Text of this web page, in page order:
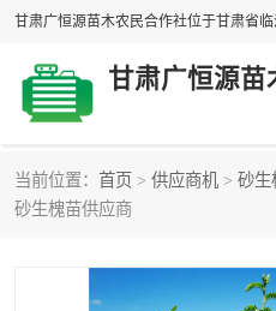
甘肃广恒源苗
当前位置： 首页 > 供应商机 > 砂生
砂生槐苗供应商
新疆杨
圆冠榆